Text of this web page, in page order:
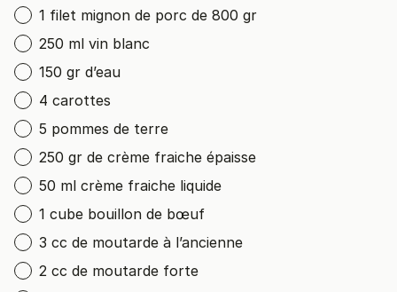
1 filet mignon de porc de 800 gr
250 ml vin blanc
150 gr d’eau
4 carottes
5 pommes de terre
250 gr de crème fraiche épaisse
50 ml crème fraiche liquide
1 cube bouillon de bœuf
3 cc de moutarde à l’ancienne
2 cc de moutarde forte